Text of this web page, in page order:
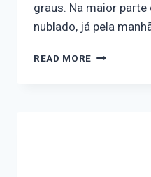
graus. Na maior
nublado, já pela
READ MORE